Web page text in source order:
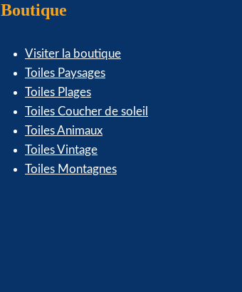
Boutique
Visiter la boutique
Toiles Paysages
Toiles Plages
Toiles Coucher de soleil
Toiles Animaux
Toiles Vintage
Toiles Montagnes